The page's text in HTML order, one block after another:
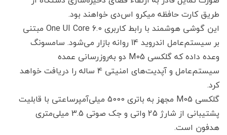
طریق کارت حافظه میکرو اس‌دی خواهند بود.
این گوشی هوشمند با رابط کاربری One UI Core 6.0 مبتنی
بر سیستم‌عامل اندروید 14 روانه بازار می‌شود. سامسونگ
وعده داده که گلکسی M05 دو به‌روزرسانی عمده
سیستم‌عامل و آپدیت‌های امنیتی 4 ساله را دریافت خواهد
کرد.
گلکسی M05 مجهز به باتری 5000 میلی‌آمپرساعتی با قابلیت
پشتیبانی از شارژ 25 واتی و جک صوتی 3.5 میلی‌متری
هدفون است.